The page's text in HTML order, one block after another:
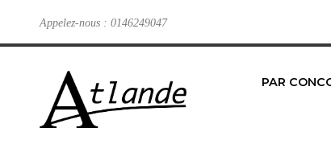
Appelez-nous : 0146249047
PAR